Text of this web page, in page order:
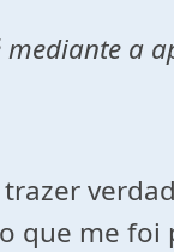
mediante a
que me foi